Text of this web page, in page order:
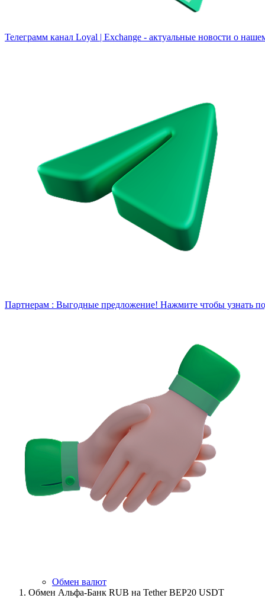
Телеграмм канал Loyal | Exchange - актуальные новости о
Партнерам : Выгодные предложение! Нажмите чтобы узнать
Обмен валют
Обмен Альфа-Банк RUB на Tether BEP20 USDT